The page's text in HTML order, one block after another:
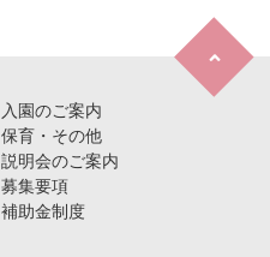
入園のご案内
保育・その他
説明会のご案内
募集要項
補助金制度